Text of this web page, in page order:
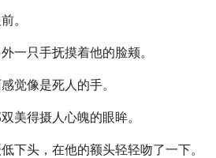
。
一只手抚摸着他的脸颊。
觉像是死人的手。
美得摄人心魄的眼眸。
下头，在他的额头轻轻吻了一下。